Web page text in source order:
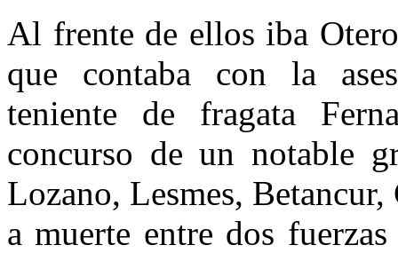
Al frente de ellos iba
que contaba con la
teniente de fragata
concurso de un notable
Lozano, Lesmes,
a muerte entre dos